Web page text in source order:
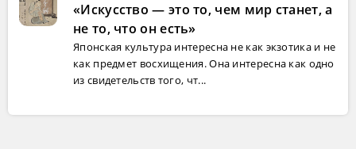
«Искусство — это то, чем мир станет, а
не то, что он есть»
Японская культура интересна не как экзотика и не
как предмет восхищения. Она интересна как одно
из свидетельств того, чт...